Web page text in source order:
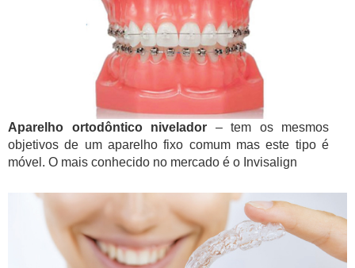
Aparelho ortodôntico nivelador – tem os mesmos
objetivos de um aparelho fixo comum mas este tipo é
móvel. O mais conhecido no mercado é o Invisalign